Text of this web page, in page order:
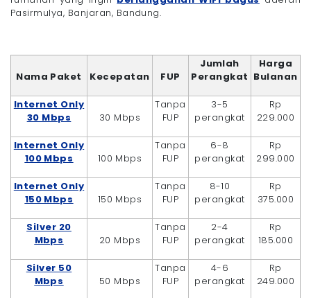
Pasirmulya, Banjaran, Bandung.
Nama Paket Kecepatan FUP
Jumlah
Perangkat
Harga
Bulanan
Internet Only
30 Mbps
30 Mbps
Tanpa
FUP
3-5
perangkat
Rp
229.000
Internet Only
100 Mbps
100 Mbps
Tanpa
FUP
6-8
perangkat
Rp
299.000
Internet Only
150 Mbps
150 Mbps
Tanpa
FUP
8-10
perangkat
Rp
375.000
Silver 20
Mbps
20 Mbps
Tanpa
FUP
2-4
perangkat
Rp
185.000
Silver 50
Mbps
50 Mbps
Tanpa
FUP
4-6
perangkat
Rp
249.000